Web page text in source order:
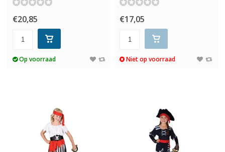
€20,85
Op voorraad
€17,05
Niet op voorraad